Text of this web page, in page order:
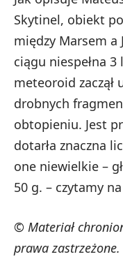
Skytinel, obiekt
między Marsem a
ciągu niespełna
meteoroid zaczął
drobnych
obtopieniu. Jest
dotarła znaczna
one niewielkie –
50 g. – czytamy
© Materiał
prawa